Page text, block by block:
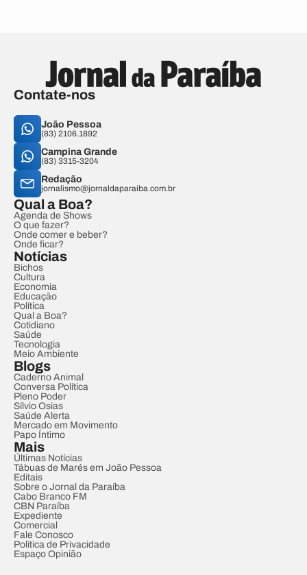
Contate-nos
João Pessoa
(83) 2106.1892
Campina Grande
(83) 3315-3204
Redação
jornalismo@jornaldaparaiba.com.br
Qual a Boa?
Agenda de Shows
O que fazer?
Onde comer e beber?
Onde ficar?
Notícias
Bichos
Cultura
Economia
Educação
Política
Qual a Boa?
Cotidiano
Saúde
Tecnologia
Meio Ambiente
Blogs
Caderno Animal
Conversa Política
Pleno Poder
Sílvio Osias
Saúde Alerta
Mercado em Movimento
Papo Íntimo
Mais
Últimas Notícias
Tábuas de Marés em João Pessoa
Editais
Sobre o Jornal da Paraíba
Cabo Branco FM
CBN Paraíba
Expediente
Comercial
Fale Conosco
Política de Privacidade
Espaço Opinião